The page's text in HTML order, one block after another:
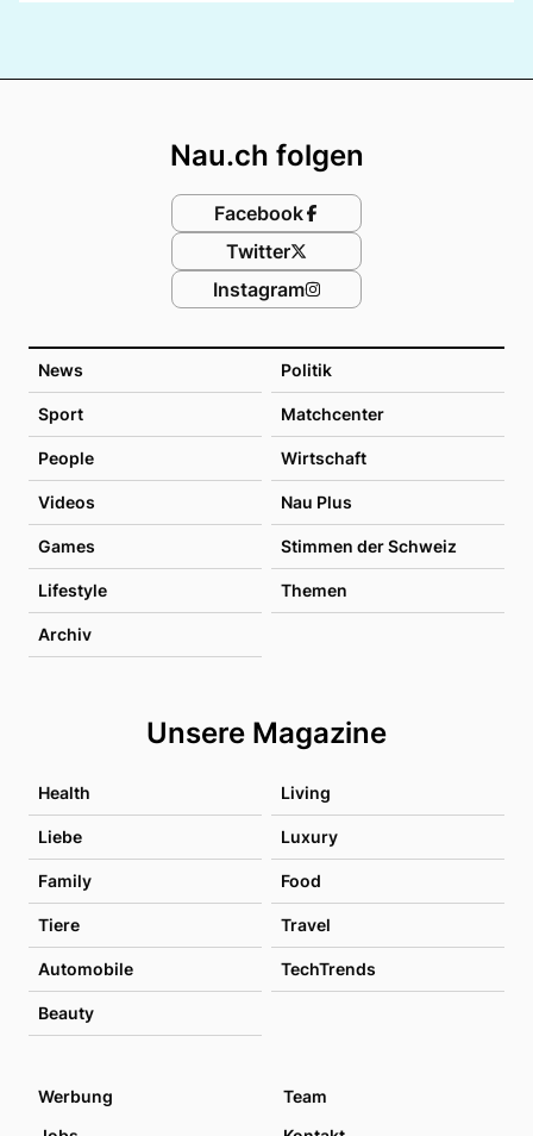
News Politik
Sport Matchcenter
People Wirtschaft
Videos Nau Plus
Games Stimmen der Schweiz
Lifestyle Themen
Archiv
Unsere Magazine
Health Living
Liebe Luxury
Family Food
Tiere Travel
Automobile TechTrends
Beauty
Nau.ch folgen
Facebook
Twitter
Instagram
Werbung
Team